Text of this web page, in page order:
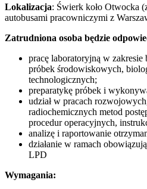
Lokalizacja: Świerk koło Otwocka
autobusami pracowniczymi z
Zatrudniona osoba będzie
pracę laboratoryjną w zakresie
próbek środowiskowych,
technologicznych;
preparatykę próbek i
udział w pracach
radiochemicznych metod
procedur operacyjnych,
analizę i raportowanie
działanie w ramach
LPD
Wymagania: